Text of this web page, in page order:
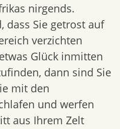
nirgends.
dass Sie getrost auf
verzichten
Glück inmitten
dann sind Sie
mit den
und werfen
aus Ihrem Zelt